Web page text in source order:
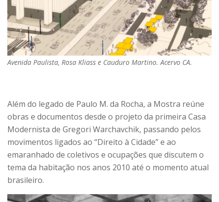
Avenida Paulista, Rosa Kliass e Cauduro Martino. Acervo CA.
Além do legado de Paulo M. da Rocha, a Mostra reúne
obras e documentos desde o projeto da primeira Casa
Modernista de Gregori Warchavchik, passando pelos
movimentos ligados ao “Direito à Cidade” e ao
emaranhado de coletivos e ocupações que discutem o
tema da habitação nos anos 2010 até o momento atual
brasileiro.